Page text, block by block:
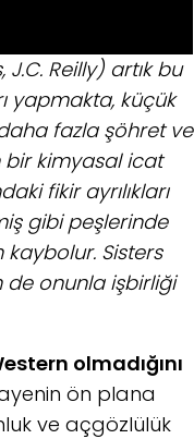
Reilly) artık bu
yapmakta, küçük
fazla şöhret ve
bir kimyasal icat
fikir ayrılıkları
gibi peşlerinde
Sisters
de onunla işbirliği
olmadığını
ön plana
ve açgözlülük